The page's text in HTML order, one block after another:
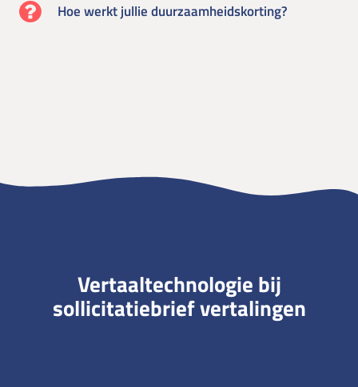
Hoe werkt jullie duurzaamheidskorting?
Vertaaltechnologie bij
sollicitatiebrief vertalingen